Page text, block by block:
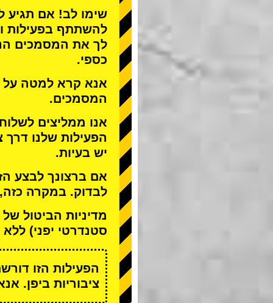
שימו לב! אם תגיע
להשתתף בפעילות
לך את המסמכים
כספי.
אנא קרא למטה על
המסמכים.
אנו ממליצים
הפעילות שלנו
יש בעיות.
אם ברצונך לבצע
לבדוק. במקרה
מדיניות הביטול של STREET KART מאפשרת לבטל רק
סטנדרטי יפני) ללא
הפעילות הזו
ציבוריות ביפן.